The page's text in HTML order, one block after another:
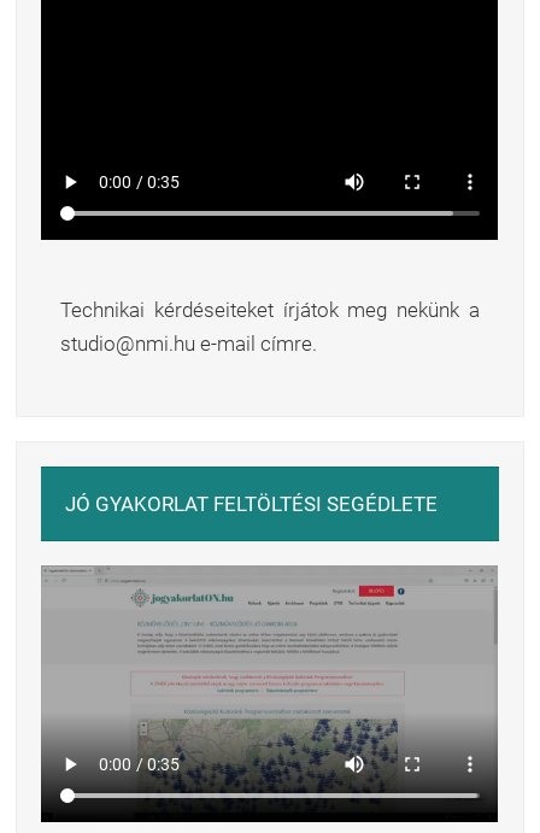
Technikai kérdéseiteket írjátok meg nekünk a
studio@nmi.hu e-mail címre.
JÓ GYAKORLAT FELTÖLTÉSI SEGÉDLETE